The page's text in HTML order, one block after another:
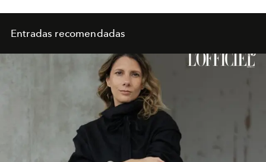
Entradas recomendadas